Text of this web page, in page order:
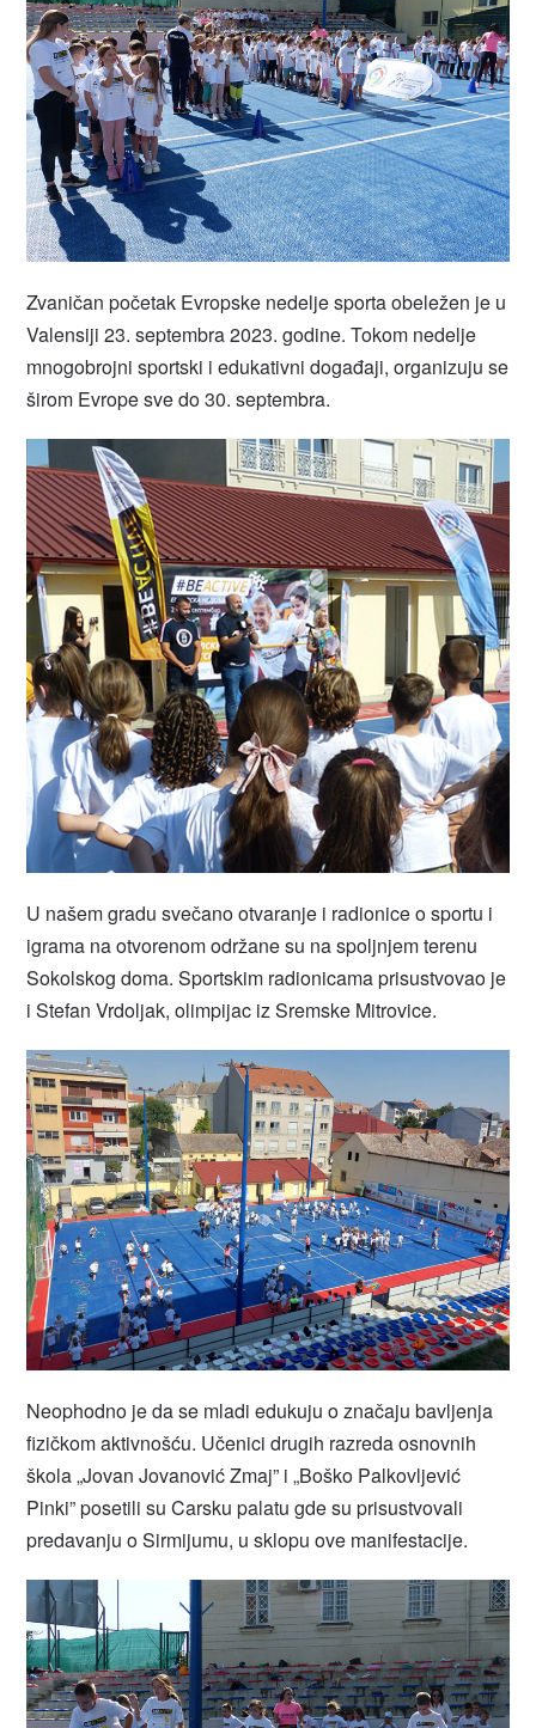
Zvaničan početak Evropske nedelje sporta obeležen je u
Valensiji 23. septembra 2023. godine. Tokom nedelje
mnogobrojni sportski i edukativni događaji, organizuju se
širom Evrope sve do 30. septembra.
U našem gradu svečano otvaranje i radionice o sportu i
igrama na otvorenom održane su na spoljnjem terenu
Sokolskog doma. Sportskim radionicama prisustvovao je
i Stefan Vrdoljak, olimpijac iz Sremske Mitrovice.
Neophodno je da se mladi edukuju o značaju bavljenja
fizičkom aktivnošću. Učenici drugih razreda osnovnih
škola „Jovan Jovanović Zmaj” i „Boško Palkovljević
Pinki” posetili su Carsku palatu gde su prisustvovali
predavanju o Sirmijumu, u sklopu ove manifestacije.